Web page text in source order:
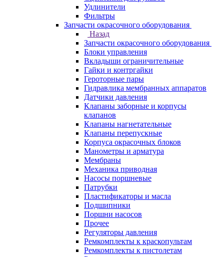
Удлинители
Фильтры
Запчасти окрасочного оборудования
Назад
Запчасти окрасочного оборудования
Блоки управления
Вкладыши ограничительные
Гайки и контргайки
Героторные пары
Гидравлика мембранных аппаратов
Датчики давления
Клапаны заборные и корпусы
клапанов
Клапаны нагнетательные
Клапаны перепускные
Корпуса окрасочных блоков
Манометры и арматура
Мембраны
Механика приводная
Насосы поршневые
Патрубки
Пластификаторы и масла
Подшипники
Поршни насосов
Прочее
Регуляторы давления
Ремкомплекты к краскопультам
Ремкомплекты к пистолетам